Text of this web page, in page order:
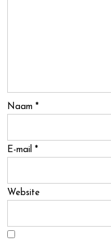
Naam *
E-mail *
Website